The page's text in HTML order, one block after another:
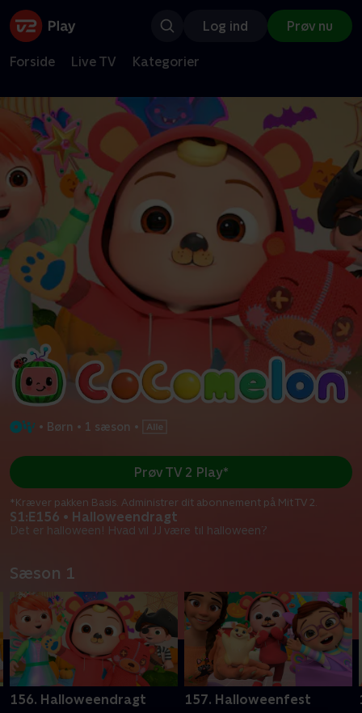
Log ind Prøv nu
Forside Live TV Kategorier
• Børn • 1 sæson •
S1:E156 • Halloweendragt
Det er halloween! Hvad vil JJ være til halloween?
Prøv TV 2 Play*
*Kræver pakken Basis. Administrer dit abonnement på Mit TV 2.
Sæson 1
156. Halloweendragt 157. Halloweenfest